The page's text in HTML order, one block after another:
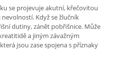
se projevuje akutní, křečovitou
Když se žlučník
dutiny, zánět pobřišnice. Může
a jiným závažným
jsou zase spojena s příznaky